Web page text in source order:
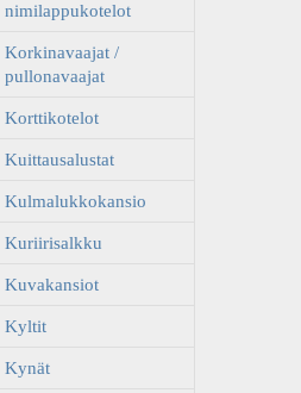
nimilappukotelot
Korkinavaajat /
pullonavaajat
Korttikotelot
Kuittausalustat
Kulmalukkokansio
Kuriirisalkku
Kuvakansiot
Kyltit
Kynät